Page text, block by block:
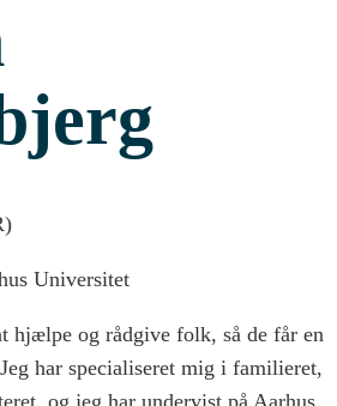
Universitet
hjælpe og rådgive folk, så de får en
har specialiseret mig i familieret,